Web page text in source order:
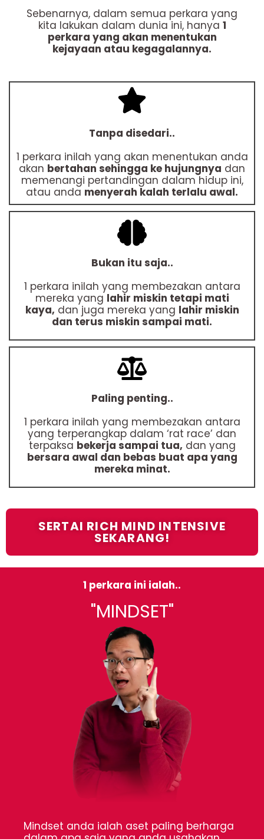
Sebenarnya, dalam semua perkara yang
kita lakukan dalam dunia ini, hanya 1
perkara yang akan menentukan
kejayaan atau kegagalannya.
Tanpa disedari..
1 perkara inilah yang akan menentukan anda
akan bertahan sehingga ke hujungnya dan
memenangi pertandingan dalam hidup ini,
atau anda menyerah kalah terlalu awal.
Bukan itu saja..
1 perkara inilah yang membezakan antara
mereka yang lahir miskin tetapi mati
kaya, dan juga mereka yang lahir miskin
dan terus miskin sampai mati.
Paling penting..
1 perkara inilah yang membezakan antara
yang terperangkap dalam ‘rat race’ dan
terpaksa bekerja sampai tua, dan yang
bersara awal dan bebas buat apa yang
mereka minat.
SERTAI RICH MIND INTENSIVE
SEKARANG!
1 perkara ini ialah..
"MINDSET"
Mindset anda ialah aset paling berharga